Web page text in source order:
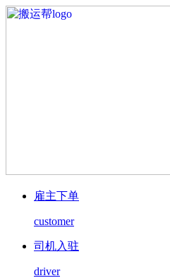
雇主下单
customer
司机入驻
driver